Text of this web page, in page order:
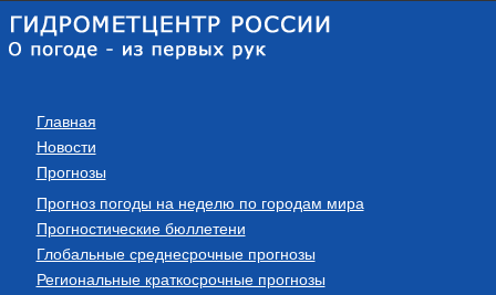
Главная
Новости
Прогнозы
Прогноз погоды на неделю по городам мира
Прогностические бюллетени
Глобальные среднесрочные прогнозы
Региональные краткосрочные прогнозы